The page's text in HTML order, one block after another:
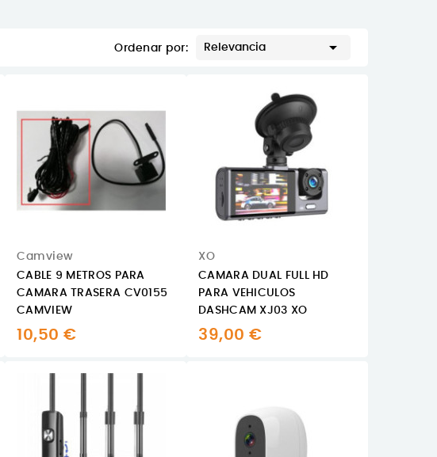
Ordenar por: Relevancia 
Camview
CABLE 9 METROS PARA
CAMARA TRASERA CV0155
CAMVIEW
10,50 €
XO
CAMARA DUAL FULL HD
PARA VEHICULOS
DASHCAM XJ03 XO
39,00 €